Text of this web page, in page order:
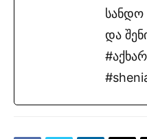
სანდო
და